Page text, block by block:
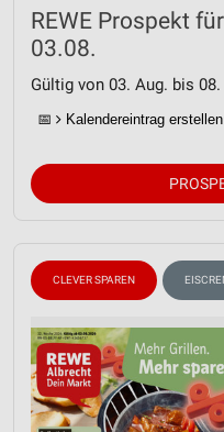
REWE Prospekt
03.08.
Gültig von 03. Aug. bis 08.
📅 Kalendereintrag erstellen
CLEVER SPAREN